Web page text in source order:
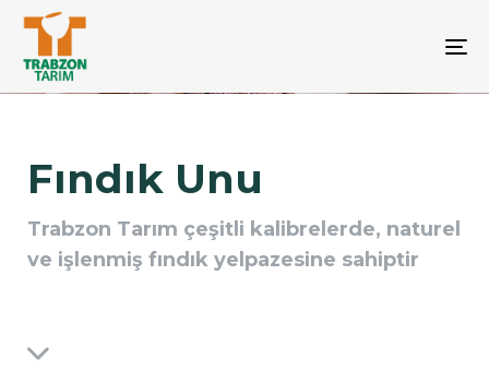
Fındık Unu
Trabzon Tarım çeşitli kalibrelerde, naturel
ve işlenmiş fındık yelpazesine sahiptir